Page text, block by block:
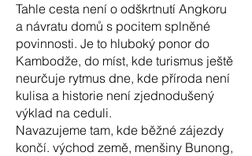
Tahle cesta není o odškrtnutí Angkoru
a návratu domů s pocitem splněné
povinnosti. Je to hluboký ponor do
Kambodže, do míst, kde turismus ještě
neurčuje rytmus dne, kde příroda není
kulisa a historie není zjednodušený
výklad na ceduli.
Navazujeme tam, kde běžné zájezdy
končí. východ země, menšiny Bunong,